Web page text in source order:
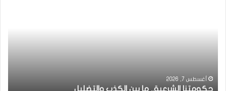
أغسطس 7, 2026
حكومتنا الشرعية.. ما بين الكذب والتضليل